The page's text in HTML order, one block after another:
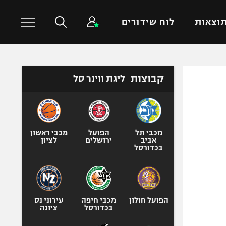
תוצאות לוח שידורים
כדורסל עולמי ענפים נוספים
כדוריד
שחייה
אגרוף
ספורט אולימפי
UFC
קבוצות ליגת ווינר סל
מכבי תל
אביב
בכדורסל
הפועל
ירושלים
מכבי ראשון
לציון
הפועל חולון
מכבי חיפה
בכדורסל
עירוני נס
ציונה